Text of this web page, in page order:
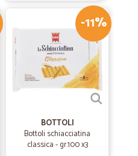
-11%
BOTTOLI
Bottoli schiacciatina
classica - gr.100 x3